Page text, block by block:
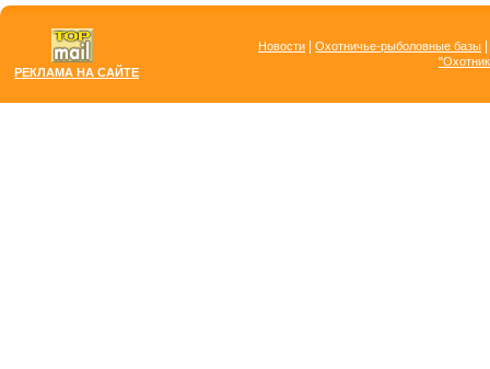
РЕКЛАМА НА САЙТЕ
Новости Охотничье-рыболовные базы